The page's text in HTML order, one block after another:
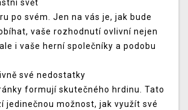
svět
po svém. Jen na vás je, jak bude
vaše rozhodnutí ovlivní nejen
i vaše herní společníky a podobu
své nedostatky
formují skutečného hrdinu. Tato
jedinečnou možnost, jak využít své